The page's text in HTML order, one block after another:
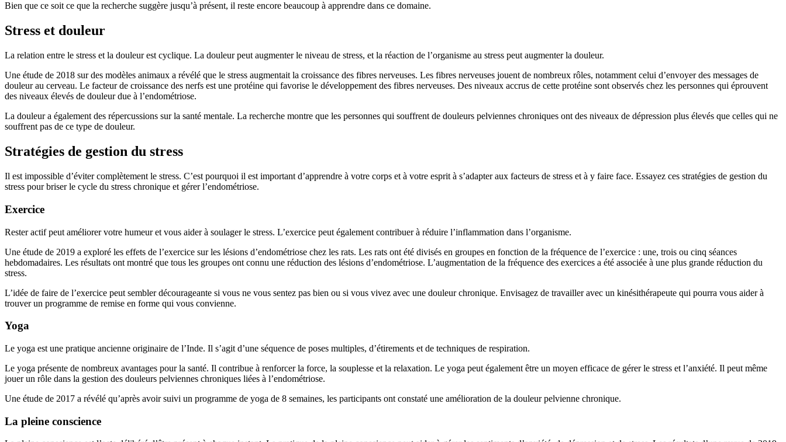
Bien que ce soit ce que la recherche suggère jusqu’à présent, il reste encore beaucoup à apprendre dans ce domaine.
Stress et douleur
La relation entre le stress et la douleur est cyclique. La douleur peut augmenter le niveau de stress, et la réaction de l’organisme au stress peut augmenter la douleur.
Une étude de 2018 sur des modèles animaux a révélé que le stress augmentait la croissance des fibres nerveuses. Les fibres nerveuses jouent de nombreux rôles, notamment celui d’envoyer des messages de
douleur au cerveau. Le facteur de croissance des nerfs est une protéine qui favorise le développement des fibres nerveuses. Des niveaux accrus de cette protéine sont observés chez les personnes qui éprouvent
des niveaux élevés de douleur due à l’endométriose.
La douleur a également des répercussions sur la santé mentale. La recherche montre que les personnes qui souffrent de douleurs pelviennes chroniques ont des niveaux de dépression plus élevés que celles qui ne
souffrent pas de ce type de douleur.
Stratégies de gestion du stress
Il est impossible d’éviter complètement le stress. C’est pourquoi il est important d’apprendre à votre corps et à votre esprit à s’adapter aux facteurs de stress et à y faire face. Essayez ces stratégies de gestion du
stress pour briser le cycle du stress chronique et gérer l’endométriose.
Exercice
Rester actif peut améliorer votre humeur et vous aider à soulager le stress. L’exercice peut également contribuer à réduire l’inflammation dans l’organisme.
Une étude de 2019 a exploré les effets de l’exercice sur les lésions d’endométriose chez les rats. Les rats ont été divisés en groupes en fonction de la fréquence de l’exercice : une, trois ou cinq séances
hebdomadaires. Les résultats ont montré que tous les groupes ont connu une réduction des lésions d’endométriose. L’augmentation de la fréquence des exercices a été associée à une plus grande réduction du
stress.
L’idée de faire de l’exercice peut sembler décourageante si vous ne vous sentez pas bien ou si vous vivez avec une douleur chronique. Envisagez de travailler avec un kinésithérapeute qui pourra vous aider à
trouver un programme de remise en forme qui vous convienne.
Yoga
Le yoga est une pratique ancienne originaire de l’Inde. Il s’agit d’une séquence de poses multiples, d’étirements et de techniques de respiration.
Le yoga présente de nombreux avantages pour la santé. Il contribue à renforcer la force, la souplesse et la relaxation. Le yoga peut également être un moyen efficace de gérer le stress et l’anxiété. Il peut même
jouer un rôle dans la gestion des douleurs pelviennes chroniques liées à l’endométriose.
Une étude de 2017 a révélé qu’après avoir suivi un programme de yoga de 8 semaines, les participants ont constaté une amélioration de la douleur pelvienne chronique.
La pleine conscience